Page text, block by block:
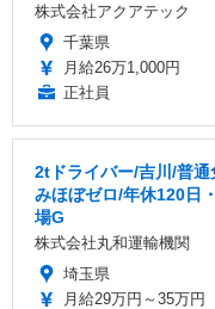
株式会社アクアテック
千葉県
月給26万1,000円
正社員
2tドライバー/吉川/普
みほぼゼロ/年休120日
場G
株式会社丸和運輸機関
埼玉県
月給29万円～35万円